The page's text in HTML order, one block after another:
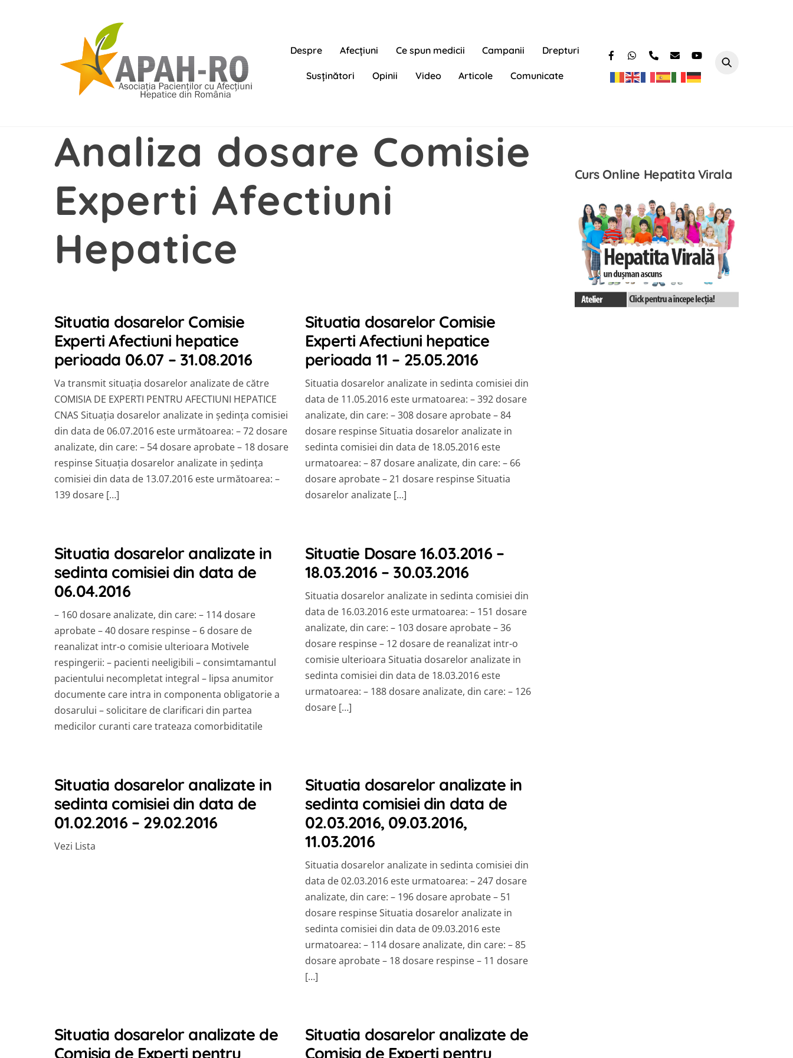
Despre Afecțiuni Ce spun medicii Campanii Drepturi
Susținători Opinii Video Articole Comunicate
Analiza dosare Comisie
Experti Afectiuni
Hepatice
Situatia dosarelor Comisie
Experti Afectiuni hepatice
perioada 06.07 – 31.08.2016
Va transmit situația dosarelor analizate de către
COMISIA DE EXPERTI PENTRU AFECTIUNI HEPATICE
CNAS Situația dosarelor analizate in ședința comisiei
din data de 06.07.2016 este următoarea: – 72 dosare
analizate, din care: – 54 dosare aprobate – 18 dosare
respinse Situația dosarelor analizate in ședința
comisiei din data de 13.07.2016 este următoarea: –
139 dosare […]
Situatia dosarelor Comisie
Experti Afectiuni hepatice
perioada 11 – 25.05.2016
Situatia dosarelor analizate in sedinta comisiei din
data de 11.05.2016 este urmatoarea: – 392 dosare
analizate, din care: – 308 dosare aprobate – 84
dosare respinse Situatia dosarelor analizate in
sedinta comisiei din data de 18.05.2016 este
urmatoarea: – 87 dosare analizate, din care: – 66
dosare aprobate – 21 dosare respinse Situatia
dosarelor analizate […]
Situatia dosarelor analizate in
sedinta comisiei din data de
06.04.2016
– 160 dosare analizate, din care: – 114 dosare
aprobate – 40 dosare respinse – 6 dosare de
reanalizat intr-o comisie ulterioara Motivele
respingerii: – pacienti neeligibili – consimtamantul
pacientului necompletat integral – lipsa anumitor
documente care intra in componenta obligatorie a
dosarului – solicitare de clarificari din partea
medicilor curanti care trateaza comorbiditatile
Situatie Dosare 16.03.2016 –
18.03.2016 – 30.03.2016
Situatia dosarelor analizate in sedinta comisiei din
data de 16.03.2016 este urmatoarea: – 151 dosare
analizate, din care: – 103 dosare aprobate – 36
dosare respinse – 12 dosare de reanalizat intr-o
comisie ulterioara Situatia dosarelor analizate in
sedinta comisiei din data de 18.03.2016 este
urmatoarea: – 188 dosare analizate, din care: – 126
dosare […]
Situatia dosarelor analizate in
sedinta comisiei din data de
01.02.2016 – 29.02.2016
Vezi Lista
Situatia dosarelor analizate in
sedinta comisiei din data de
02.03.2016, 09.03.2016,
11.03.2016
Situatia dosarelor analizate in sedinta comisiei din
data de 02.03.2016 este urmatoarea: – 247 dosare
analizate, din care: – 196 dosare aprobate – 51
dosare respinse Situatia dosarelor analizate in
sedinta comisiei din data de 09.03.2016 este
urmatoarea: – 114 dosare analizate, din care: – 85
dosare aprobate – 18 dosare respinse – 11 dosare
[…]
Situatia dosarelor analizate de
Comisia de Experti pentru
Situatia dosarelor analizate de
Comisia de Experti pentru
Curs Online Hepatita Virala